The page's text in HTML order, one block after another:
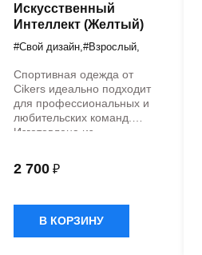
Искусственный
Интеллект (Желтый)
#Свой дизайн #Взрослый
Спортивная одежда от
Cikers идеально подходит
для профессиональных и
любительских команд.
Изготовлена из
материалов с
пропиткой,
обеспечивающей
2 700 ₽
В КОРЗИНУ